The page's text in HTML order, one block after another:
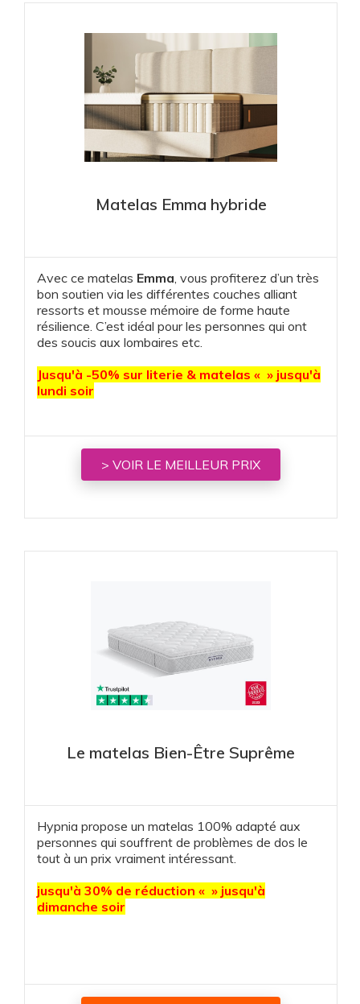
V
i
d
Matelas Emma hybride
Avec ce matelas Emma, vous profiterez d’un très
bon soutien via les différentes couches alliant
ressorts et mousse mémoire de forme haute
résilience. C’est idéal pour les personnes qui ont
des soucis aux lombaires etc.
Jusqu'à -50% sur literie & matelas « » jusqu'à
lundi soir
> VOIR LE MEILLEUR PRIX
Le matelas Bien-Être Suprême
Hypnia propose un matelas 100% adapté aux
personnes qui souffrent de problèmes de dos le
tout à un prix vraiment intéressant.
jusqu'à 30% de réduction « » jusqu'à
dimanche soir